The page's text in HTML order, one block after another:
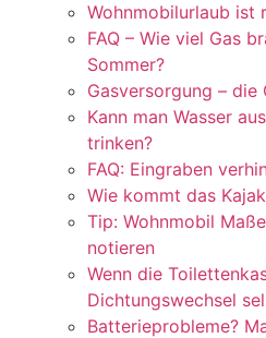
Wohnmobilurlaub ist
FAQ – Wie viel Gas
Sommer?
Gasversorgung – die
Kann man Wasser
trinken?
FAQ: Eingraben
Wie kommt das
Tip: Wohnmobil
notieren
Wenn die
Dichtungswechsel
Batterieprobleme?